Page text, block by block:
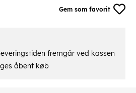
Gem som favorit
fremgår ved kassen
åbent køb